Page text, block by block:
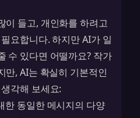
이 들고, 개인화를 하려고
요합니다. 하지만 AI가 일
수 있다면 어떨까요? 작가
만, AI는 확실히 기본적인
각해 보세요:
한 동일한 메시지의 다양